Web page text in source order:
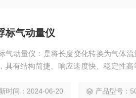
标气动量仪
气动量仪：是将长度变化转换为气体
具有结构简捷、响应速度快、稳定性
部件等维修措施。
时间：2024-06-20 产品型号：